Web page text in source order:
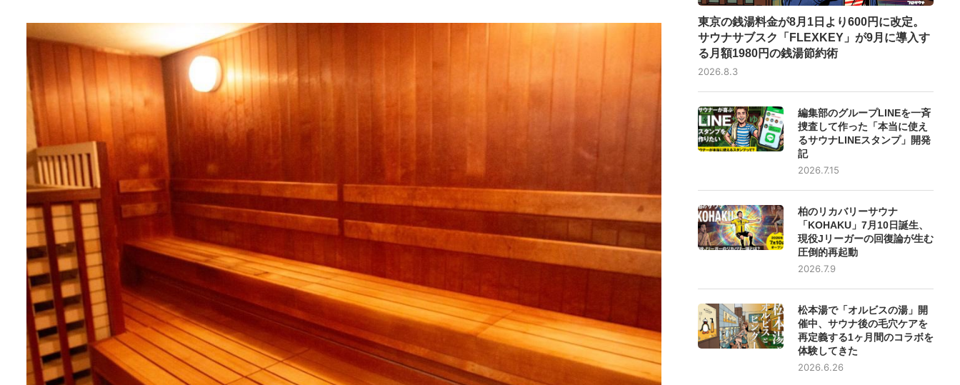
東京の銭湯料金が8月1日より600円に改定。
サウナサブスク「FLEXKEY」が9月に導入す
る月額1980円の銭湯節約術
2026.8.3
編集部のグループLINEを一斉
捜査して作った「本当に使え
るサウナLINEスタンプ」開発
記
2026.7.15
柏のリカバリーサウナ
「KOHAKU」7月10日誕生、
現役Jリーガーの回復論が生む
圧倒的再起動
2026.7.9
松本湯で「オルビスの湯」開
催中、サウナ後の毛穴ケアを
再定義する1ヶ月間のコラボを
体験してきた
2026.6.26